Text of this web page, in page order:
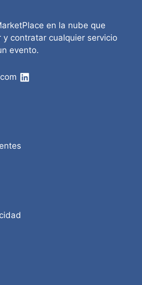
en la nube que
y contratar cualquier servicio
evento.